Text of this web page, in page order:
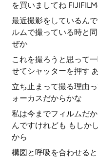
を買いましてね
最近撮影をしているん
ルムで撮っている時と
ぜか
これを撮ろうと思って
せてシャッターを押す
立ち止まって撮る理由
ォーカスだからかな
私は今までフィルムだ
んですけれども もしか
から
構図と呼吸を合わせる